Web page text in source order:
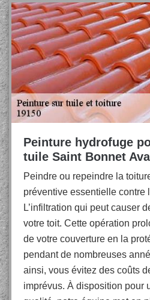
Peinture hydrofuge
tuile Saint Bonnet
Peindre ou repeindre la
préventive essentielle contre
L’infiltration qui peut causer
votre toit. Cette opération
de votre couverture en la
pendant de nombreuses
ainsi, vous évitez des coûts
imprévus. À disposition pour